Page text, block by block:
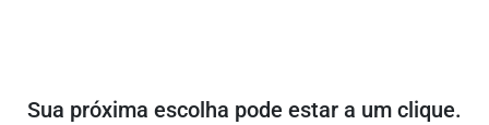
Sua próxima escolha pode estar a um clique.